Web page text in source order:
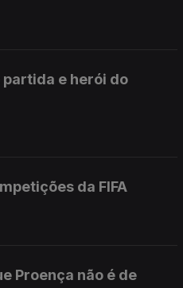
e herói do
da FIFA
Proença não é de